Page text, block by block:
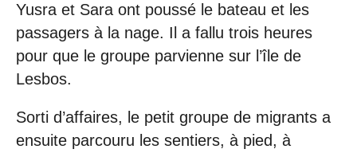
Yusra et Sara ont poussé le bateau et les
passagers à la nage. Il a fallu trois heures
pour que le groupe parvienne sur l’île de
Lesbos.
Sorti d’affaires, le petit groupe de migrants a
ensuite parcouru les sentiers, à pied, à